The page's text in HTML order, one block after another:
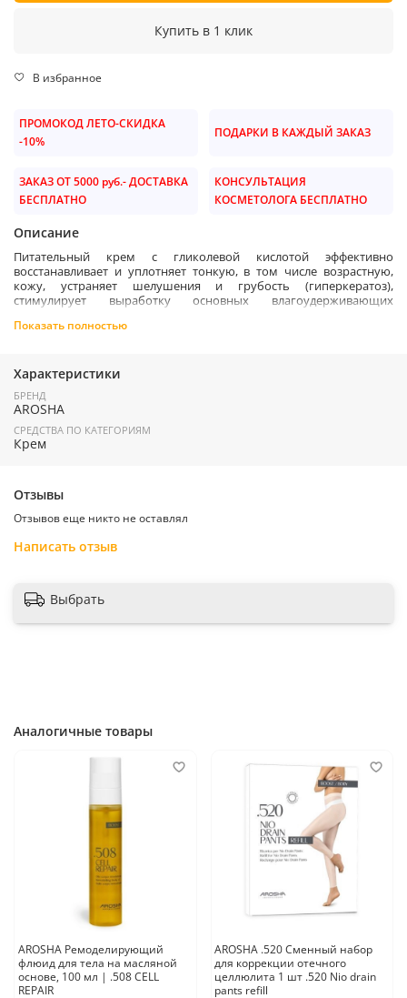
Купить в 1 клик
В избранное
ПРОМОКОД ЛЕТО-СКИДКА
-10%
ПОДАРКИ В КАЖДЫЙ ЗАКАЗ
ЗАКАЗ ОТ 5000 руб.- ДОСТАВКА
БЕСПЛАТНО
КОНСУЛЬТАЦИЯ
КОСМЕТОЛОГА БЕСПЛАТНО
Описание
Питательный крем с гликолевой кислотой эффективно
восстанавливает и уплотняет тонкую, в том числе возрастную,
кожу, устраняет шелушения и грубость (гиперкератоз),
стимулирует выработку основных влагоудерживающих
ухода на регулярной основе с целью повышения эстетических
характеристик кожи.
Препарат выбора при уходе за кожей в холодное время года
идеален после длительного пребывания на солнце или в
сухом климате
упругости, неровности текстуры, а также пигментации)
Ингредиенты:
Экстракт кигелии африканской 20% органический кремний 5%,
внедрить массажными движениями до полного впитывания.
Страна производитель:
Показать полностью
Характеристики
БРЕНД
AROSHA
СРЕДСТВА ПО КАТЕГОРИЯМ
Крем
Отзывы
Отзывов еще никто не оставлял
Написать отзыв
Выбрать
Аналогичные товары
AROSHA Ремоделирующий
флюид для тела на масляной
основе, 100 мл | .508 CELL
REPAIR
AROSHA .520 Сменный набор
для коррекции отечного
целлюлита 1 шт .520 Nio drain
pants refill